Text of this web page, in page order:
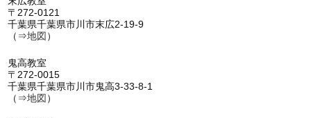
〒272-0121
千葉県千葉県市川市末広2-19-9
（⇒地図 ）
鬼高教室
〒272-0015
千葉県千葉県市川市鬼高3-33-8-1
（⇒地図 ）